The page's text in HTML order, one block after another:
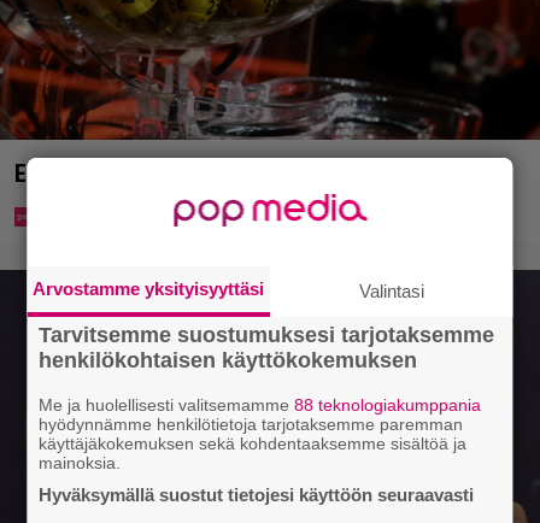
Eurojackpotista 80 000 euroa Suomeen – tänne
Arvostamme yksityisyyttäsi Valintasi
Tarvitsemme suostumuksesi tarjotaksemme
henkilökohtaisen käyttökokemuksen
Me ja huolellisesti valitsemamme88 teknologiakumppania
hyödynnämme henkilötietoja tarjotaksemme paremman
käyttäjäkokemuksen sekä kohdentaaksemme sisältöä ja
mainoksia.
Hyväksymällä suostut tietojesi käyttöön seuraavasti